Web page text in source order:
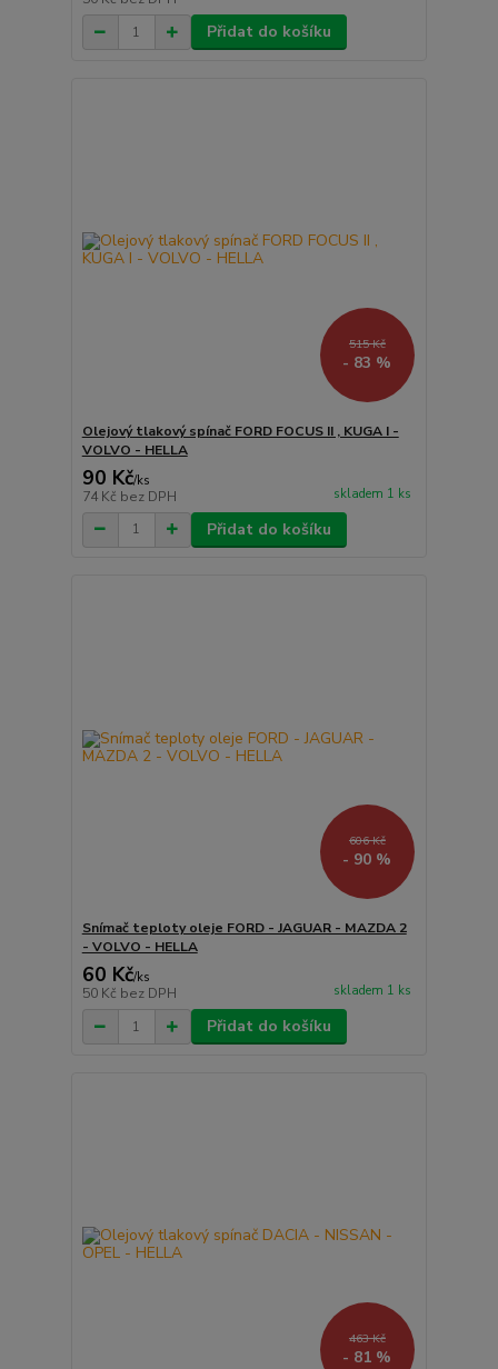
Přidat do košíku
515 Kč
- 83 %
Olejový tlakový spínač FORD FOCUS II , KUGA I -
VOLVO - HELLA
90 Kč/ks
74 Kč bez DPH skladem 1 ks
Přidat do košíku
606 Kč
- 90 %
Snímač teploty oleje FORD - JAGUAR - MAZDA 2
- VOLVO - HELLA
60 Kč/ks
50 Kč bez DPH skladem 1 ks
Přidat do košíku
463 Kč
- 81 %